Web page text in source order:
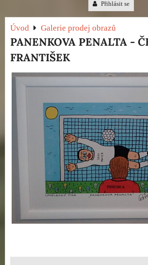
Přihlásit se
Úvod Galerie prodej obrazů
PANENKOVA PENALTA -
FRANTIŠEK